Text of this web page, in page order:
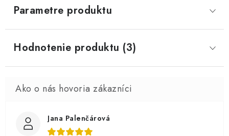
Parametre produktu
Hodnotenie produktu (3)
Jana Palenčárová